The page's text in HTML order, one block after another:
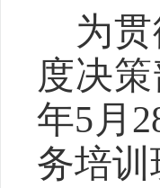
为贯
度决
年5 月 2
务培训